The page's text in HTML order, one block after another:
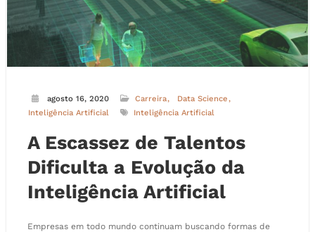
agosto 16, 2020 Carreira
Data Science
Inteligência Artificial
Inteligência Artificial
A Escassez de Talentos
Dificulta a Evolução da
Inteligência Artificial
Empresas em todo mundo continuam buscando formas de